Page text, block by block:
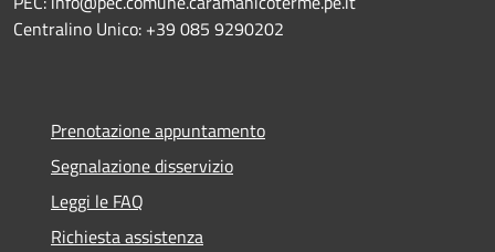
Centralino Unico: +39 085 9290202
Prenotazione appuntamento
Segnalazione disservizio
Leggi le FAQ
Richiesta assistenza